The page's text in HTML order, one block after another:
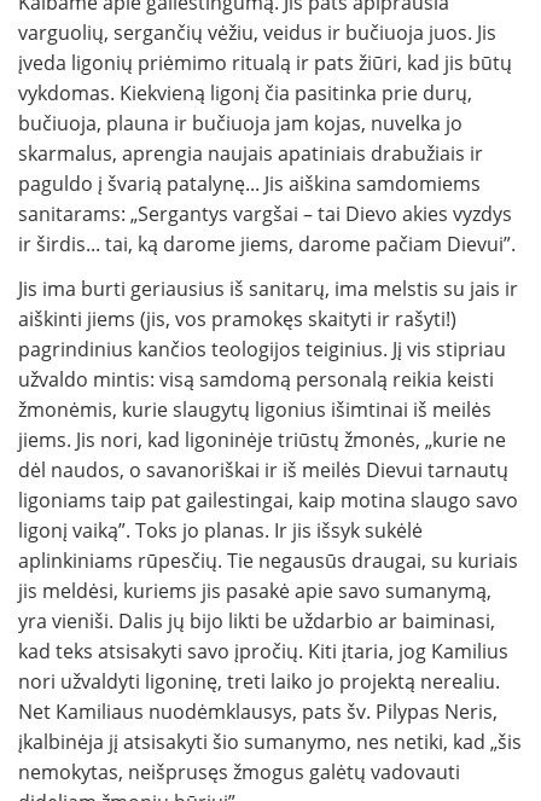
varguolių, sergančių vėžiu, veidus ir bučiuoja juos. Jis
įveda ligonių priėmimo ritualą ir pats žiūri, kad jis būtų
vykdomas. Kiekvieną ligonį čia pasitinka prie durų,
bučiuoja, plauna ir bučiuoja jam kojas, nuvelka jo
skarmalus, aprengia naujais apatiniais drabužiais ir
paguldo į švarią patalynę... Jis aiškina samdomiems
sanitarams: „Sergantys vargšai – tai Dievo akies vyzdys
ir širdis... tai, ką darome jiems, darome pačiam Dievui”.
Jis ima burti geriausius iš sanitarų, ima melstis su jais ir
aiškinti jiems (jis, vos pramokęs skaityti ir rašyti!)
pagrindinius kančios teologijos teiginius. Jį vis stipriau
užvaldo mintis: visą samdomą personalą reikia keisti
žmonėmis, kurie slaugytų ligonius išimtinai iš meilės
jiems. Jis nori, kad ligoninėje triūstų žmonės, „kurie ne
dėl naudos, o savanoriškai ir iš meilės Dievui tarnautų
ligoniams taip pat gailestingai, kaip motina slaugo savo
ligonį vaiką”. Toks jo planas. Ir jis išsyk sukėlė
aplinkiniams rūpesčių. Tie negausūs draugai, su kuriais
jis meldėsi, kuriems jis pasakė apie savo sumanymą,
yra vieniši. Dalis jų bijo likti be uždarbio ar baiminasi,
kad teks atsisakyti savo įpročių. Kiti įtaria, jog Kamilius
nori užvaldyti ligoninę, treti laiko jo projektą nerealiu.
Net Kamiliaus nuodėmklausys, pats šv. Pilypas Neris,
įkalbinėja jį atsisakyti šio sumanymo, nes netiki, kad „šis
nemokytas, neišprusęs žmogus galėtų vadovauti